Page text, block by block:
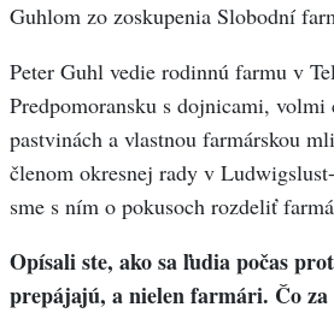
Guhlom zo zoskupenia Slobodní
Peter Guhl vedie rodinnú farmu v
Predpomoransku s dojnicami, volmi
pastvinách a vlastnou farmárskou
členom okresnej rady v
sme s ním o pokusoch rozdeliť
Opísali ste, ako sa ľudia počas
prepájajú, a nielen farmári. Čo